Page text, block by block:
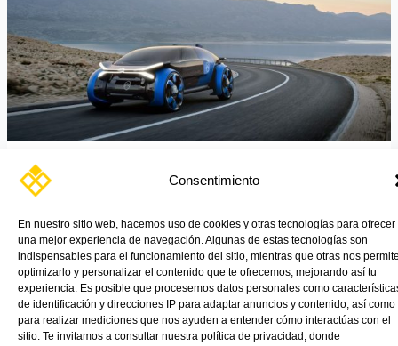
Consentimiento
En nuestro sitio web, hacemos uso de cookies y otras tecnologías para ofrecer
una mejor experiencia de navegación. Algunas de estas tecnologías son
indispensables para el funcionamiento del sitio, mientras que otras nos
optimizarlo y personalizar el contenido que te ofrecemos, mejorando así tu
experiencia. Es posible que procesemos datos personales como
de identificación y direcciones IP para adaptar anuncios y contenido, así como
para realizar mediciones que nos ayuden a entender cómo interactúas con el
sitio. Te invitamos a consultar nuestra política de privacidad, donde
Plásticos en la Industria Automotriz: Innovación, Eficiencia y
Sostenibilidad En la industria automotriz, la innovación nunca se
y
Sostenibilidad
Read More »